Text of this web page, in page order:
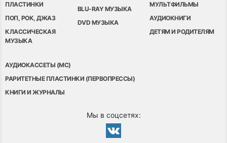
ПЛАСТИНКИ
ПОП, РОК, ДЖАЗ
КЛАССИЧЕСКАЯ
МУЗЫКА
BLU-RAY МУЗЫКА
DVD МУЗЫКА
МУЛЬТФИЛЬМЫ
АУДИОКНИГИ
ДЕТЯМ И РОДИТЕЛЯМ
АУДИОКАССЕТЫ (MC)
РАРИТЕТНЫЕ ПЛАСТИНКИ (ПЕРВОПРЕССЫ)
КНИГИ И ЖУРНАЛЫ
Мы в соцсетях: